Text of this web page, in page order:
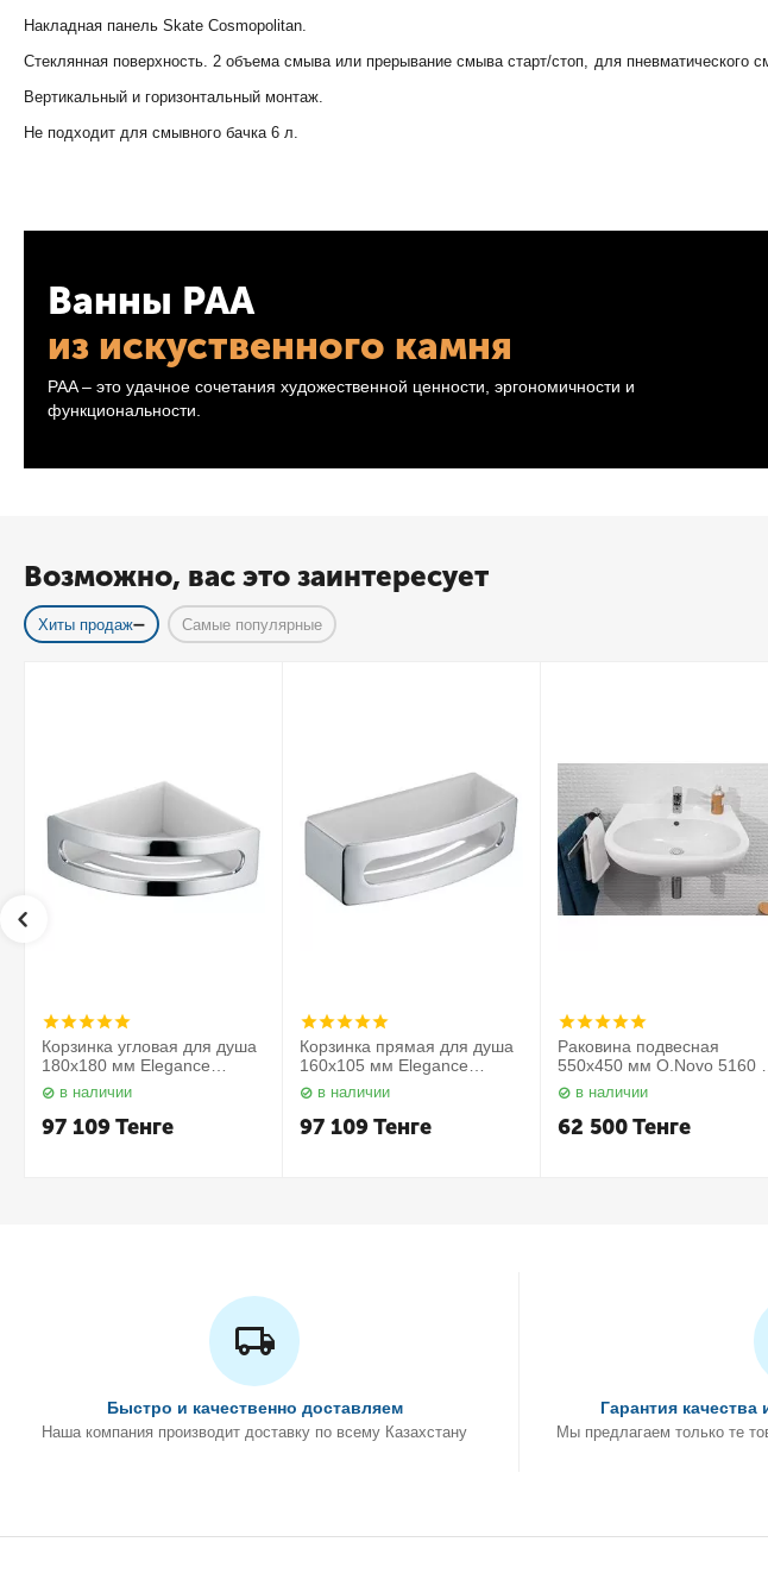
Накладная панель Skate Cosmopolitan.
Стеклянная поверхность. 2 объема смыва или прерывание смыва старт/стоп, для пневматического
Вертикальный и горизонтальный монтаж.
Не подходит для смывного бачка 6 л.
Ванны PAA
из искуственного камня
PAA – это удачное сочетания художественной ценности, эргономичности и
функциональности.
Возможно, вас это заинтересует
Хиты продаж Самые популярные
Корзинка угловая для душа
180х180 мм Elegance
11657010000 Keuco
в наличии
97 109Тенге
Корзинка прямая для душа
160х105 мм Elegance
11658010000 Keuco
в наличии
97 109Тенге
Раковина подвесная
550х450 мм O.Novo 5160
01 Villeroy&Boch
в наличии
62 500Тенге
Быстро и качественно доставляем
Наша компания производит доставку по всему Казахстану
Гарантия
Мы предлагаем только те